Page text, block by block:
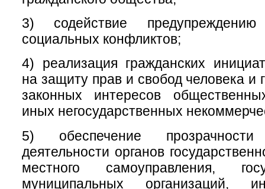
3) содействие
социальных конфликтов;
4) реализация гражданских
на защиту прав и свобод человека и
законных интересов
иных негосударственных
5) обеспечение
деятельности органов
местного самоуправления,
муниципальных организаций,